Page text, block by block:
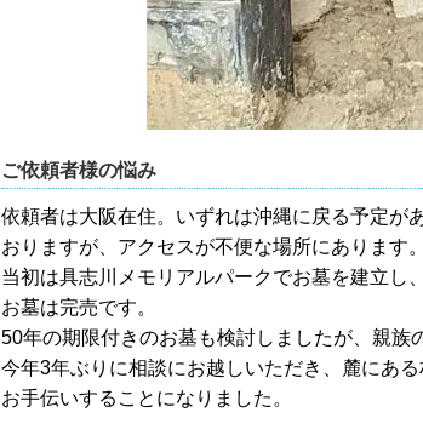
ご依頼者様の悩み
依頼者は大阪在住。いずれは沖縄に戻る予定が
おりますが、アクセスが不便な場所にあります。
当初は具志川メモリアルパークでお墓を建立し
お墓は完売です。
50年の期限付きのお墓も検討しましたが、親族
今年3年ぶりに相談にお越しいただき、麓にあ
お手伝いすることになりました。